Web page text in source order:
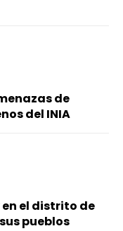
de
del INIA
el distrito de
pueblos